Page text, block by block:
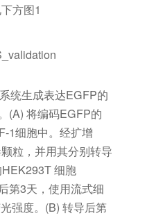
方图1
统生成表达EGFP的
(A) 将编码EGFP的
1细胞中。经扩增
粒，并用其分别转导
细胞
第3天，使用流式细
强度。(B) 转导后第